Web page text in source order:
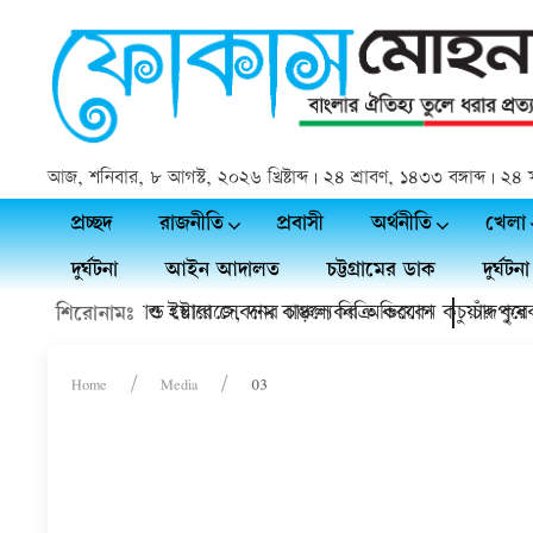
আজ, শনিবার, ৮ আগস্ট, ২০২৬ খ্রিষ্টাব্দ | ২৪ শ্রাবণ, ১৪৩৩ বঙ্গাব্দ |
প্রচ্ছদ রাজনীতি প্রবাসী অর্থনীতি
খেলা
দুর্ঘটনা
আইন আদালত চট্টগ্রামের ডাক
দুর্ঘটনা
শিরোনামঃ
হয়রানি ও ইয়াবা সেবনের চাঞ্চল্যকর অভিযোগ চাঁদপুরে
থাকবে কোল্ড স্টোরেজে, দাম বাড়লে বিক্রি করবেন কচুয়ার কৃষক
Home Media 03